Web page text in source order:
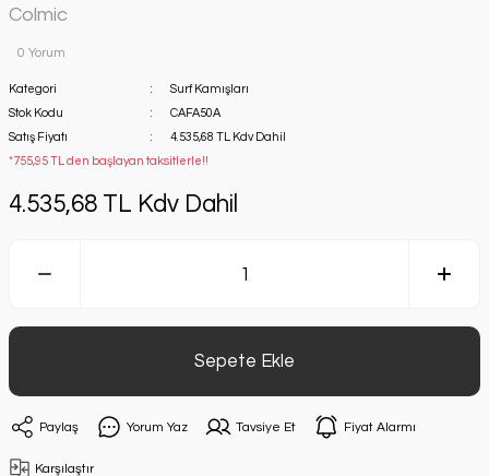
Colmic
0 Yorum
Kategori
Surf Kamışları
Stok Kodu
CAFA50A
Satış Fiyatı
4.535,68 TL Kdv Dahil
*755,95 TL den başlayan taksitlerle!!
4.535,68 TL Kdv Dahil
Sepete Ekle
Paylaş Yorum Yaz Tavsiye Et Fiyat Alarmı
Karşılaştır